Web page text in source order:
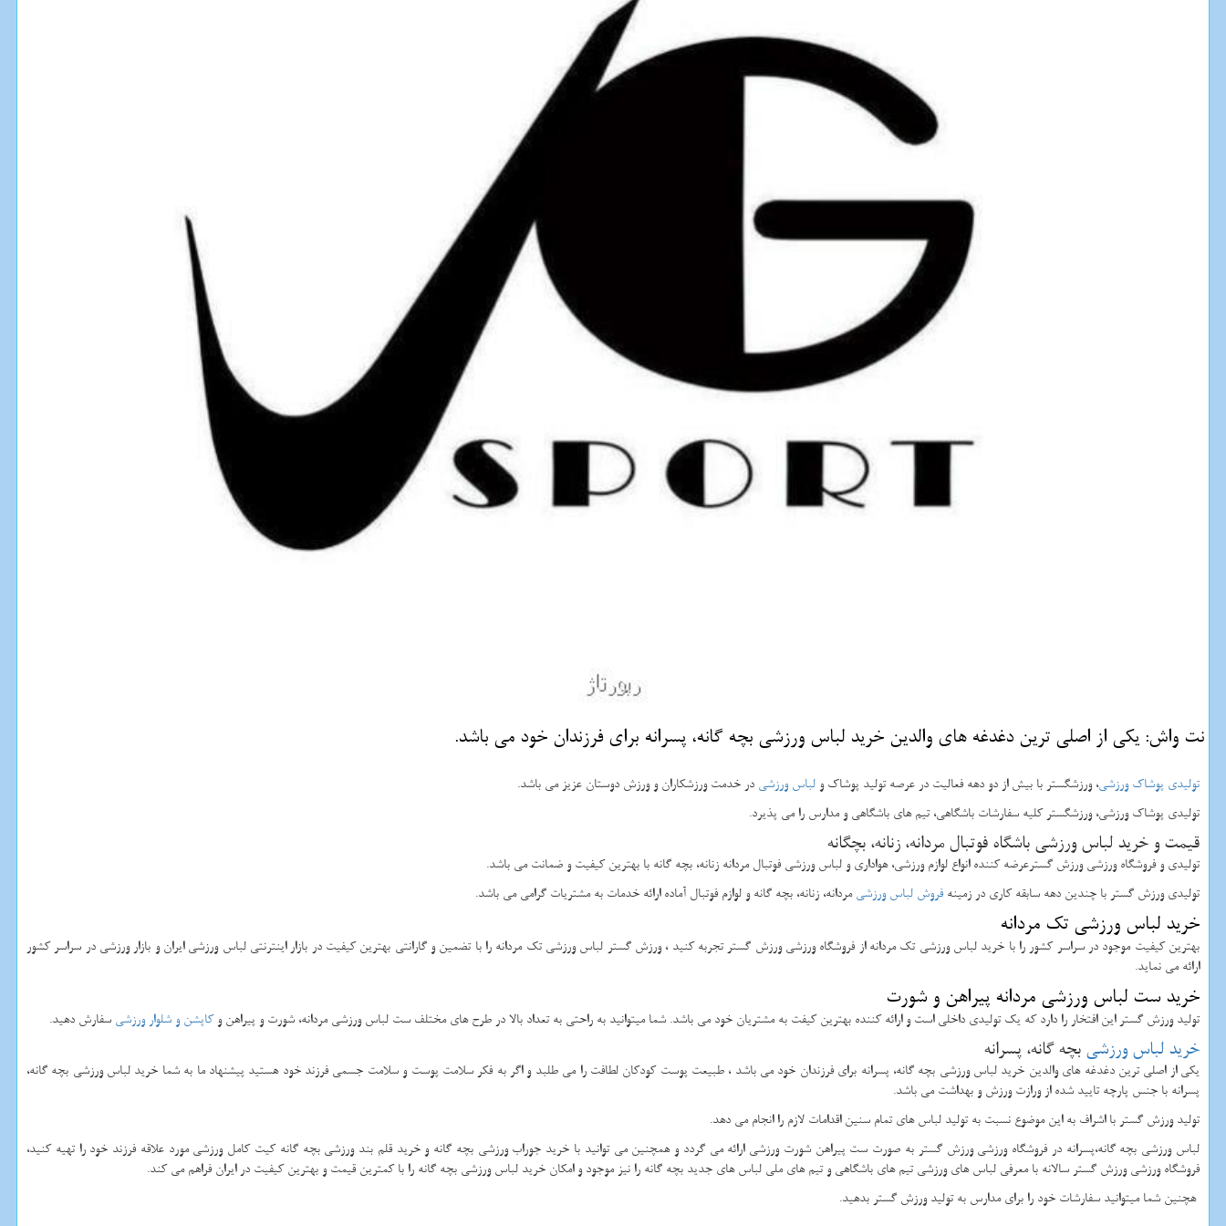
نت واش: یكی از اصلی ترین دغدغه های والدین خرید لباس ورزشی بچه گانه، پسرانه برای فرزندان خود می باشد.
تولیدی پوشاک ورزشی، ورزشگستر با بیش از دو دهه فعالیت در عرصه تولید پوشاک و لباس ورزشی در خدمت ورزشکاران و ورزش دوستان عزیز می باشد.
تولیدی پوشاک ورزشی، ورزشگستر کلیه سفارشات باشگاهی، تیم های باشگاهی و مدارس را می پذیرد.
قیمت و خرید لباس ورزشی باشگاه فوتبال مردانه، زنانه، بچگانه
تولیدی و فروشگاه ورزشی ورزش گسترعرضه کننده انواع لوازم ورزشی، هواداری و لباس ورزشی فوتبال مردانه زنانه، بچه گانه با بهترین کیفیت و ضمانت می باشد.
تولیدی ورزش گستر با چندین دهه سابقه کاری در زمینه فروش لباس ورزشیمردانه، زنانه، بچه گانه و لوازم فوتبال آماده ارائه خدمات به مشتریات گرامی می باشد.
خرید لباس ورزشی تک مردانه
بهترین کیفیت موجود در سراسر کشور را با خرید لباس ورزشی تک مردانه از فروشگاه ورزشی ورزش گستر تجربه کنید ، ورزش گستر لباس ورزشی تک مردانه را با تضمین و گارانتی بهترین کیفیت در بازار اینترنتی لباس ورزشی ایران و بازار ورزشی در سراسر کشور
ارائه می نماید.
خرید ست لباس ورزشی مردانه پیراهن و شورت
تولید ورزش گستر این افتخار را دارد که یک تولیدی داخلی است و ارائه کننده بهترین کیفت به مشتریان خود می باشد. شما میتوانید به راحتی به تعداد بالا در طرح های مختلف ست لباس ورزشی مردانه، شورت و پیراهن وکاپشن و شلوار ورزشی سفارش دهید.
خرید لباس ورزشیبچه گانه، پسرانه
یکی از اصلی ترین دغدغه های والدین خرید لباس ورزشی بچه گانه، پسرانه برای فرزندان خود می باشد ، طبیعت پوست کودکان لطافت را می طلبد و اگر به فکر سلامت پوست و سلامت جسمی فرزند خود هستید پیشنهاد ما به شما خرید لباس ورزشی بچه گانه،
پسرانه با جنس پارچه تایید شده از ورازت ورزش و بهداشت می باشد.
تولید ورزش گستر با اشراف به این موضوع نسبت به تولید لباس های تمام سنین اقدامات لازم را انجام می دهد.
لباس ورزشی بچه گانه،پسرانه در فروشگاه ورزشی ورزش گستر به صورت ست پیراهن شورت ورزشی ارائه می گردد و همچنین می توانید با خرید جوراب ورزشی بچه گانه و خرید قلم بند ورزشی بچه گانه کیت کامل ورزشی مورد علاقه فرزند خود را تهیه کنید،
فروشگاه ورزشی ورزش گستر سالانه با معرفی لباس های ورزشی تیم های باشگاهی و تیم های ملی لباس های جدید بچه گانه را نیز موجود و امکان خرید لباس ورزشی بچه گانه را با کمترین قیمت و بهترین کیفیت در ایران فراهم می کند.
هچنین شما میتوانید سفارشات خود را برای مدارس به تولید ورزش گستر بدهید.